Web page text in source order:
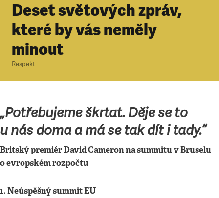
Deset světových zpráv,
které by vás neměly
minout
Respekt
„Potřebujeme škrtat. Děje se to
u nás doma a má se tak dít i tady.“
Britský premiér David Cameron na summitu v Bruselu
o evropském rozpočtu
1. Neúspěšný summit EU